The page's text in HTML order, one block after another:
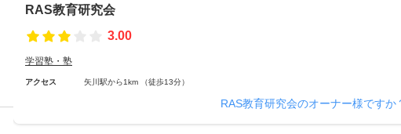
RAS教育研究会
3.00
学習塾・塾
アクセス 矢川駅から1km （徒歩13分）
RAS教育研究会のオーナー様ですか